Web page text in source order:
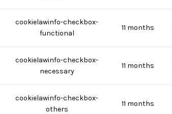
cookielawinfo-checkbox-
functional
11 months
cookielawinfo-checkbox-
necessary
11 months
cookielawinfo-checkbox-
others
11 months